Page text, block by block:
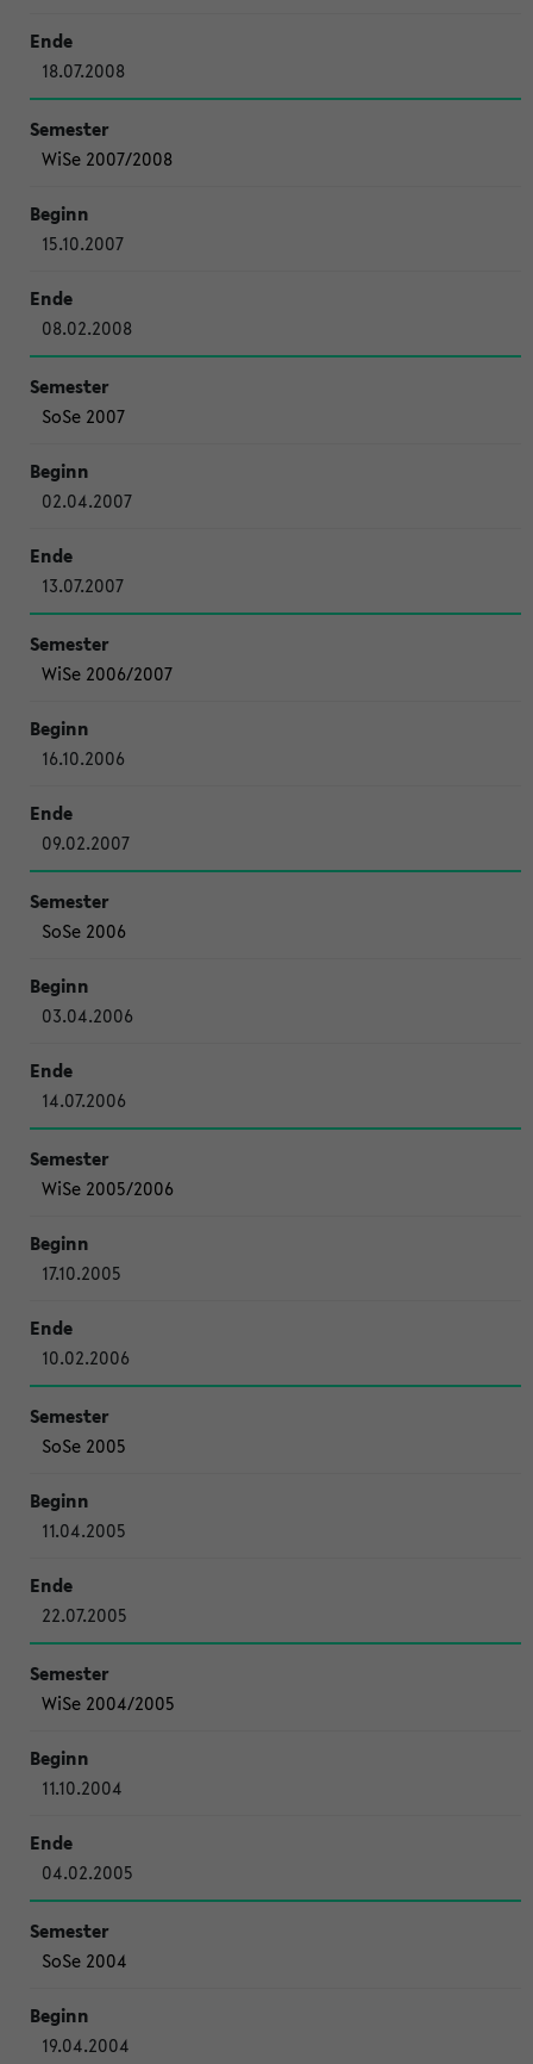
18.07.2008
WiSe 2007/2008
15.10.2007
08.02.2008
SoSe 2007
02.04.2007
13.07.2007
WiSe 2006/2007
16.10.2006
09.02.2007
SoSe 2006
03.04.2006
14.07.2006
WiSe 2005/2006
17.10.2005
10.02.2006
SoSe 2005
11.04.2005
22.07.2005
WiSe 2004/2005
11.10.2004
04.02.2005
SoSe 2004
19.04.2004